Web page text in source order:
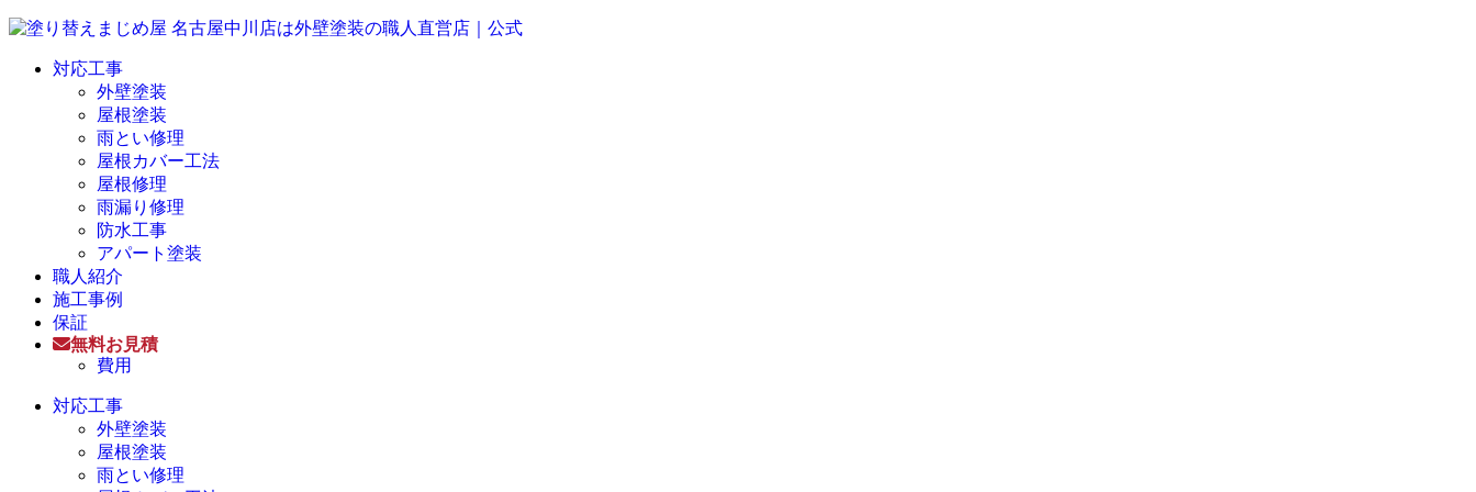
対応工事
外壁塗装
屋根塗装
雨とい修理
屋根カバー工法
屋根修理
雨漏り修理
防水工事
アパート塗装
職人紹介
施工事例
保証
無料お見積
費用
対応工事
外壁塗装
屋根塗装
雨とい修理